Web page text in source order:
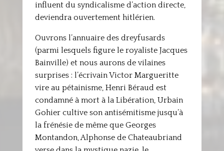
influent du syndicalisme d’action directe,
deviendra ouvertement hitlérien.
Ouvrons l’annuaire des dreyfusards
(parmi lesquels figure le royaliste Jacques
Bainville) et nous aurons de vilaines
surprises : l’écrivain Victor Margueritte
vire au pétainisme, Henri Béraud est
condamné à mort à la Libération, Urbain
Gohier cultive son antisémitisme jusqu’à
la frénésie de même que Georges
Montandon, Alphonse de Chateaubriand